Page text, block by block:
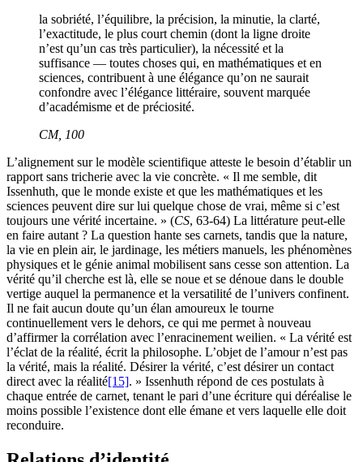
la sobriété, l’équilibre, la précision, la minutie, la clarté,
l’exactitude, le plus court chemin (dont la ligne droite
n’est qu’un cas très particulier), la nécessité et la
suffisance — toutes choses qui, en mathématiques et en
sciences, contribuent à une élégance qu’on ne saurait
confondre avec l’élégance littéraire, souvent marquée
d’académisme et de préciosité.
CM, 100
L’alignement sur le modèle scientifique atteste le besoin d’établir un
rapport sans tricherie avec la vie concrète. « Il me semble, dit
Issenhuth, que le monde existe et que les mathématiques et les
sciences peuvent dire sur lui quelque chose de vrai, même si c’est
toujours une vérité incertaine. » (CS, 63-64) La littérature peut-elle
en faire autant ? La question hante ses carnets, tandis que la nature,
la vie en plein air, le jardinage, les métiers manuels, les phénomènes
physiques et le génie animal mobilisent sans cesse son attention. La
vérité qu’il cherche est là, elle se noue et se dénoue dans le double
vertige auquel la permanence et la versatilité de l’univers confinent.
Il ne fait aucun doute qu’un élan amoureux le tourne
continuellement vers le dehors, ce qui me permet à nouveau
d’affirmer la corrélation avec l’enracinement weilien. « La vérité est
l’éclat de la réalité, écrit la philosophe. L’objet de l’amour n’est pas
la vérité, mais la réalité. Désirer la vérité, c’est désirer un contact
direct avec la réalité[15]. » Issenhuth répond de ces postulats à
chaque entrée de carnet, tenant le pari d’une écriture qui déréalise le
moins possible l’existence dont elle émane et vers laquelle elle doit
reconduire.